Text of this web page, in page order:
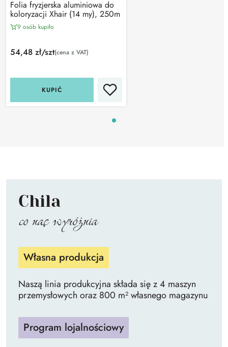
Folia fryzjerska aluminiowa do
koloryzacji Xhair (14 my), 250m
9 osób kupiło
54,48 zł/szt(cena z VAT)
KUPIĆ
Chila
co nas wyróżnia
Własna produkcja
Naszą linia produkcyjna składa się z 4 maszyn
przemysłowych oraz 800 m² własnego magazynu
Program lojalnościowy